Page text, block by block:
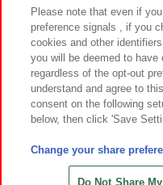
カスタマーハラスメント対応方
©Bandai
©Bandai
©HANAYASHIKI
Please note that even if
preference signals , if you
cookies and other
you will be deemed to
regardless of the opt-out
understand and agree to
consent on the following
below, then click 'Save
Change your share
Do Not Share